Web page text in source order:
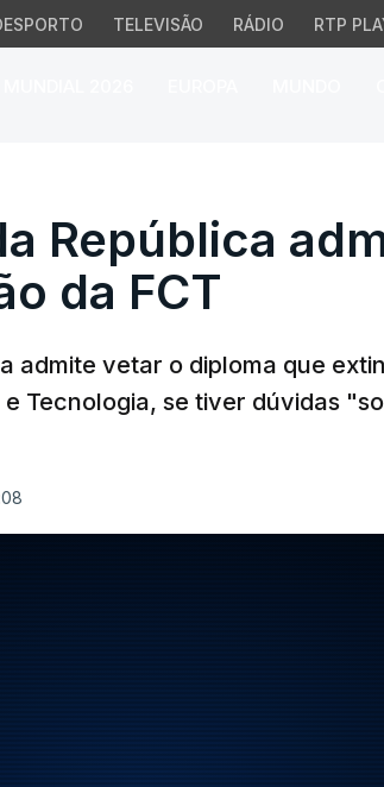
TELEVISÃO RÁDIO RTP
República
República
da FCT
admite vetar o diploma que
Tecnologia, se tiver dúvidas